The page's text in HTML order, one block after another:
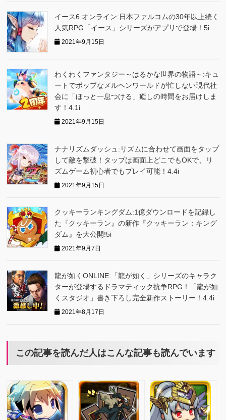
イース6 オンライン:日本ファルコムの30年以上続く
人気RPG「イース」シリーズがアプリで登場！5i
2021年9月15日
わくわくファンタジー～はるかな世界の物語～:キュ
ートでポップなメルヘンワールドが忙しない現代社
会に「ほっと一息つける」癒しの時間をお届けしま
す！4.1i
2021年9月15日
ナナリズムダッシュ:リズムに合わせて画面をタップ
して敵を撃破！タップは画面上どこでもOKで、リ
ズムゲーム初心者でもプレイ可能！4.4i
2021年9月15日
クッキーランキングダム:1億ダウンロードを記録し
た『クッキーラン』の新作『クッキーラン：キング
ダム』を大公開!5i
2021年9月7日
龍が如くONLINE:「龍が如く」シリーズのキャラク
ターが登場するドラマティック抗争RPG！「龍が如
くスタジオ」書き下ろし完全新作ストーリー！4.4i
2021年8月17日
この記事を読んだ人はこんな記事も読んでいます